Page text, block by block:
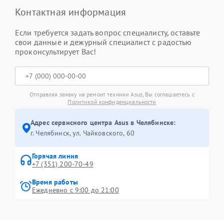
Контактная информация
Если требуется задать вопрос специалисту, оставьте
свои данные и дежурный специалист с радостью
проконсультирует Вас!
Отправляя заявку на ремонт техники Asus, Вы соглашаетесь с
Политикой конфиденциальности
Адрес сервисного центра Asus в Челябинске:
г. Челябинск, ул. Чайковского, 60
Горячая линия
+7 (351) 200-70-49
Время работы
Ежедневно с 9:00 до 21:00